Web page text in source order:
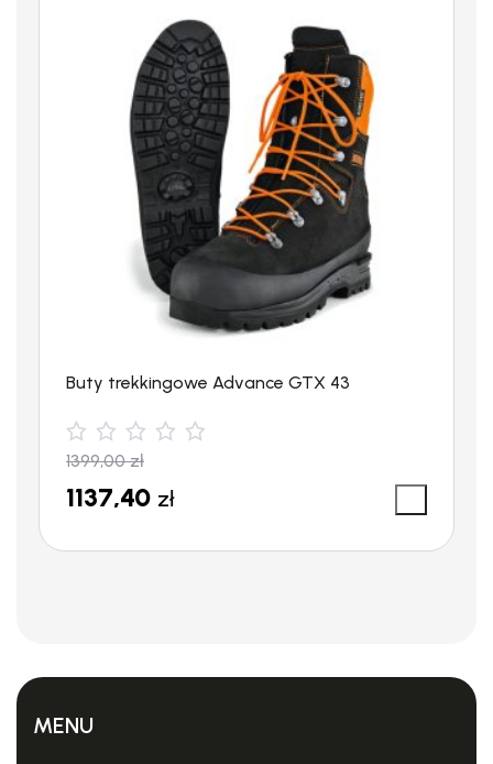
Buty trekkingowe Advance GTX 43
1399,00zł
1137,40 zł
MENU